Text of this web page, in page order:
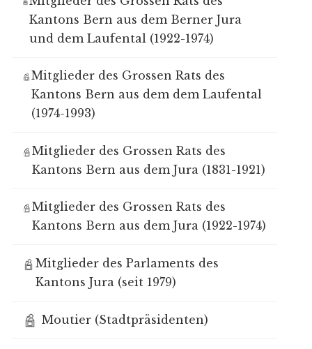
Kantons Bern aus dem Berner Jura
und dem Laufental (1922-1974)
Mitglieder des Grossen Rats des
Kantons Bern aus dem dem Laufental
(1974-1993)
Mitglieder des Grossen Rats des
Kantons Bern aus dem Jura (1831-1921)
Mitglieder des Grossen Rats des
Kantons Bern aus dem Jura (1922-1974)
Mitglieder des Parlaments des
Kantons Jura (seit 1979)
Moutier (Stadtpräsidenten)